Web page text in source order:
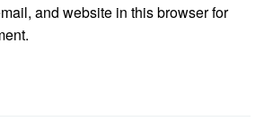
and website in this browser for